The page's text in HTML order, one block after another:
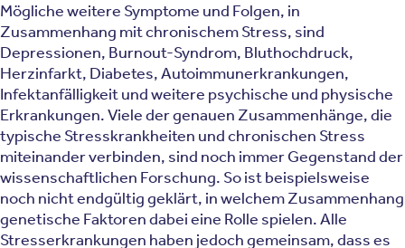
Mögliche weitere Symptome und Folgen, in
Zusammenhang mit chronischem Stress, sind
Depressionen, Burnout-Syndrom, Bluthochdruck,
Herzinfarkt, Diabetes, Autoimmunerkrankungen,
Infektanfälligkeit und weitere psychische und physische
Erkrankungen. Viele der genauen Zusammenhänge, die
typische Stresskrankheiten und chronischen Stress
miteinander verbinden, sind noch immer Gegenstand der
wissenschaftlichen Forschung. So ist beispielsweise
noch nicht endgültig geklärt, in welchem Zusammenhang
genetische Faktoren dabei eine Rolle spielen. Alle
Stresserkrankungen haben jedoch gemeinsam, dass es